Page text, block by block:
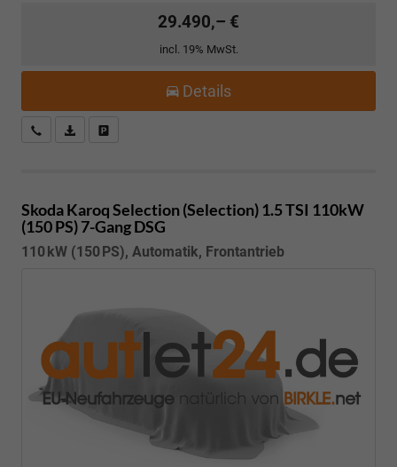
29.490,– €
incl. 19% MwSt.
Details
Kostenloser Rückruf-Service
PDF-Datei, Fahrzeugexposé drucken
Skoda KaroqSelection (Selection) 1.5 TSI 110kW
(150 PS) 7-Gang DSG
110 kW (150 PS), Automatik, Frontantrieb